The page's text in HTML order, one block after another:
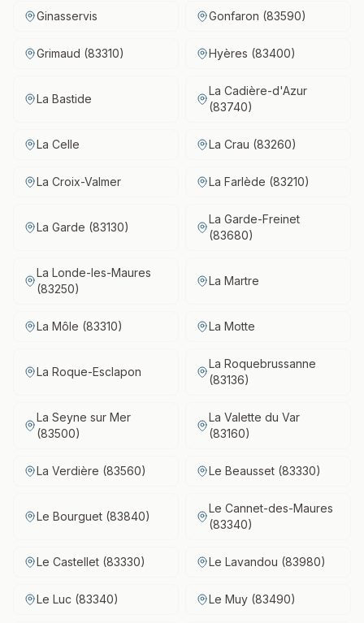
Ginasservis Gonfaron (83590)
Grimaud (83310) Hyères (83400)
La Bastide
La Cadière-d'Azur
(83740)
La Celle La Crau (83260)
La Croix-Valmer La Farlède (83210)
La Garde (83130)
La Garde-Freinet
(83680)
La Londe-les-Maures
(83250)
La Martre
La Môle (83310) La Motte
La Roque-Esclapon
La Roquebrussanne
(83136)
La Seyne sur Mer
(83500)
La Valette du Var
(83160)
La Verdière (83560) Le Beausset (83330)
Le Bourguet (83840)
Le Cannet-des-Maures
(83340)
Le Castellet (83330) Le Lavandou (83980)
Le Luc (83340) Le Muy (83490)